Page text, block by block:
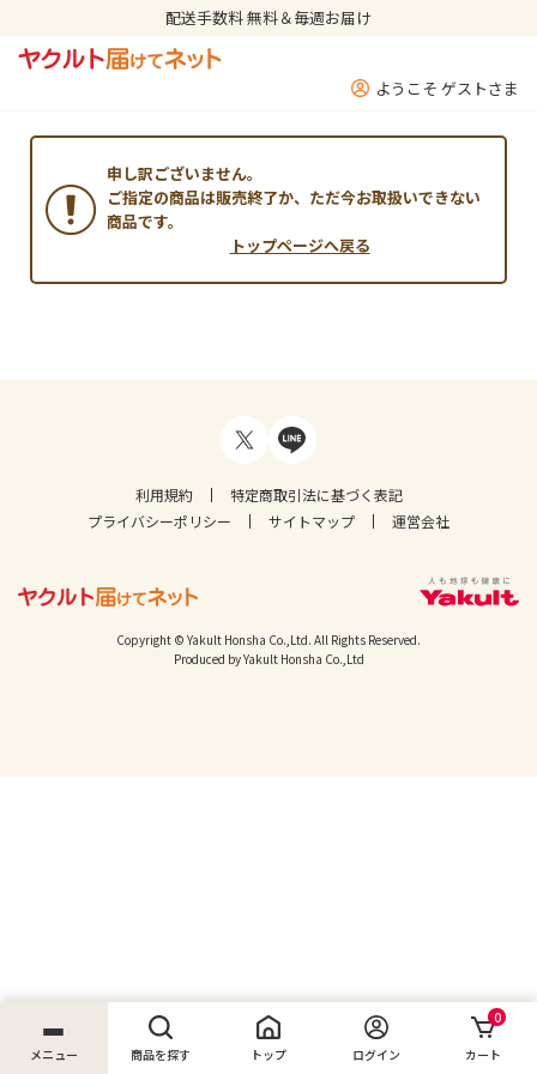
配送手数料 無料＆毎週お届け
ようこそ ゲストさま
メニュー 商品を探す トップ ログイン
0
カート
申し訳ございません。
ご指定の商品は販売終了か、ただ今お取扱いできない
商品です。
トップページへ戻る
利用規約
特定商取引法に基づく表記
プライバシーポリシー
サイトマップ 運営会社
Copyright © Yakult Honsha Co.,Ltd. All Rights Reserved.
Produced by Yakult Honsha Co.,Ltd